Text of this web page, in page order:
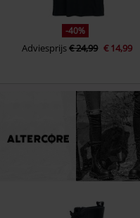
-40%
Adviesprijs€ 24,99 € 14,99